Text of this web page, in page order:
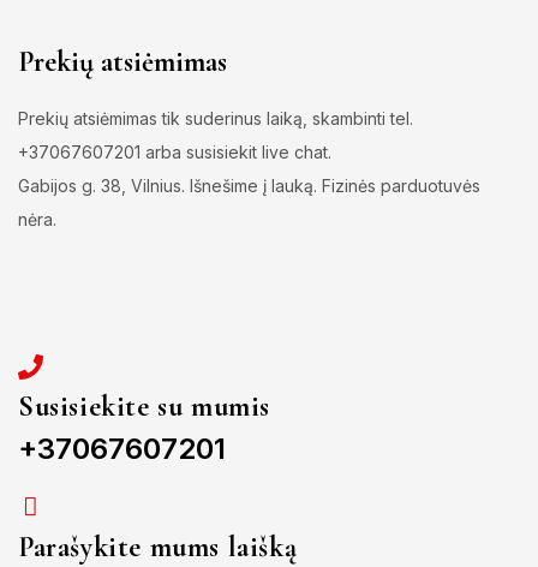
Prekių atsiėmimas
Prekių atsiėmimas tik suderinus laiką, skambinti tel.
+37067607201 arba susisiekit live chat.
Gabijos g. 38, Vilnius. Išnešime į lauką. Fizinės parduotuvės
nėra.
Susisiekite su mumis
+37067607201
Parašykite mums laišką